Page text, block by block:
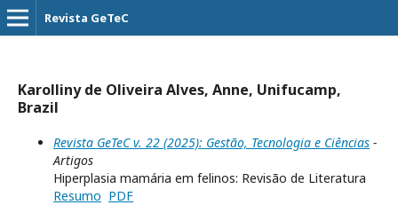
Revista GeTeC
Karolliny de Oliveira Alves, Anne, Unifucamp,
Brazil
Revista GeTeC v. 22 (2025): Gestão, Tecnologia e Ciências -
Artigos
Hiperplasia mamária em felinos: Revisão de Literatura
Resumo PDF